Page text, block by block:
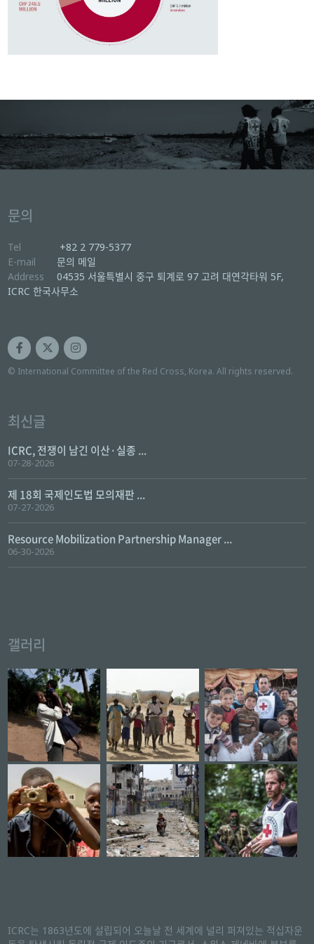
문의
Tel
+82 2 779-5377
E-mail
문의 메일
Address
04535 서울특별시 중구 퇴계로 97 고려 대연각타워 5F,
ICRC 한국사무소
© International Committee of the Red Cross, Korea. All rights reserved.
최신글
ICRC, 전쟁이 남긴 이산·실종 ...
07-28-2026
제 18회 국제인도법 모의재판 ...
07-27-2026
Resource Mobilization Partnership Manager ...
06-30-2026
갤러리
ICRC는 1863년도에 설립되어 오늘날 전 세계에 널리 퍼져있는 적십자운